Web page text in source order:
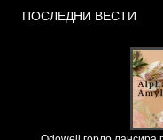
ПОСЛЕДНИ ВЕСТИ